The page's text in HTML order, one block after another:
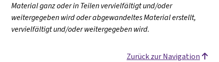
Material ganz oder in Teilen vervielfältigt und/oder
weitergegeben wird oder abgewandeltes Material erstellt,
vervielfältigt und/oder weitergegeben wird.
Zurück zur Navigation